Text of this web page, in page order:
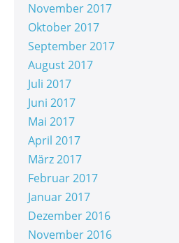
November 2017
Oktober 2017
September 2017
August 2017
Juli 2017
Juni 2017
Mai 2017
April 2017
März 2017
Februar 2017
Januar 2017
Dezember 2016
November 2016